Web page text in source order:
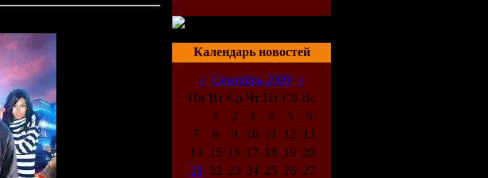
Календарь новостей
« Сентябрь 2009 »
Пн Вт Ср Чт Пт Сб Вс
1
2 3 4 5
6
7
8 9 10 11 12
13
14
15 16 17 18 19 20
21
22 23 24 25 26 27